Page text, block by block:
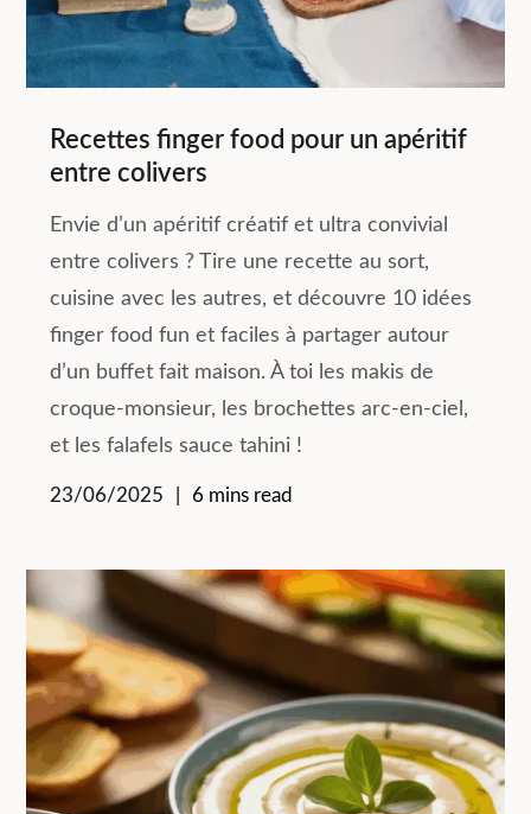
Recettes finger food pour un apéritif
entre colivers
Envie d’un apéritif créatif et ultra convivial
entre colivers ? Tire une recette au sort,
cuisine avec les autres, et découvre 10 idées
finger food fun et faciles à partager autour
d’un buffet fait maison. À toi les makis de
croque-monsieur, les brochettes arc-en-ciel,
et les falafels sauce tahini !
23/06/2025 6 mins read